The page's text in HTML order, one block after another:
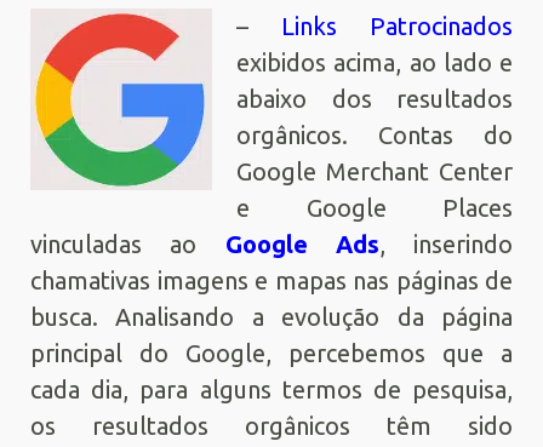
– Links Patrocinados
exibidos acima, ao lado e
abaixo dos resultados
orgânicos. Contas do
Google Merchant Center
e Google Places
vinculadas ao Google Ads, inserindo
chamativas imagens e mapas nas páginas de
busca. Analisando a evolução da página
principal do Google, percebemos que a
cada dia, para alguns termos de pesquisa,
os resultados orgânicos têm sido